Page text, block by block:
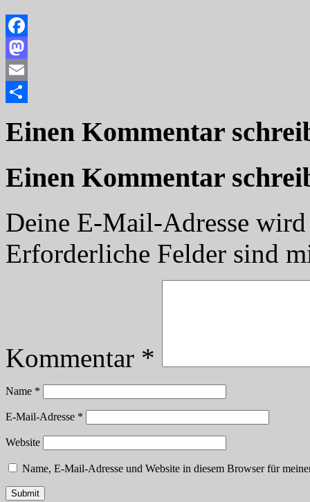
Facebook
Mastodon
Email
Einen Kommentar
Einen Kommentar
Deine E-Mail-Adresse
Erforderliche Felder sind
Kommentar *
Name *
E-Mail-Adresse *
Website
Name, E-Mail-Adresse und Website in diesem Browser für